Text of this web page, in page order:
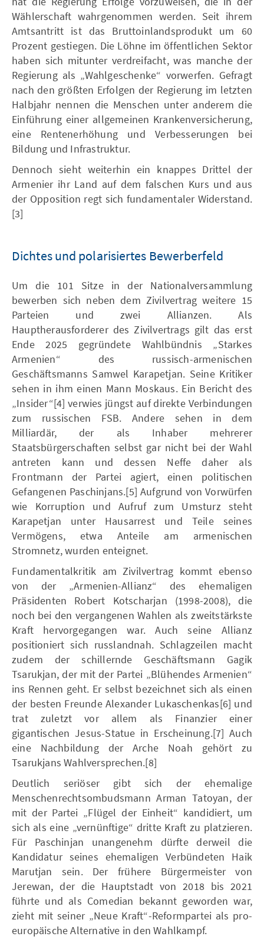
Wählerschaft wahrgenommen werden. Seit ihrem
Amtsantritt ist das Bruttoinlandsprodukt um 60
Prozent gestiegen. Die Löhne im öffentlichen Sektor
haben sich mitunter verdreifacht, was manche der
Regierung als „Wahlgeschenke“ vorwerfen. Gefragt
nach den größten Erfolgen der Regierung im letzten
Halbjahr nennen die Menschen unter anderem die
Einführung einer allgemeinen Krankenversicherung,
eine Rentenerhöhung und Verbesserungen bei
Bildung und Infrastruktur.
Dennoch sieht weiterhin ein knappes Drittel der
Armenier ihr Land auf dem falschen Kurs und aus
der Opposition regt sich fundamentaler Widerstand.
[3]
Dichtes und polarisiertes Bewerberfeld
Um die 101 Sitze in der Nationalversammlung
bewerben sich neben dem Zivilvertrag weitere 15
Parteien und zwei Allianzen. Als
Hauptherausforderer des Zivilvertrags gilt das erst
Ende 2025 gegründete Wahlbündnis „Starkes
Armenien“ des russisch-armenischen
Geschäftsmanns Samwel Karapetjan. Seine Kritiker
sehen in ihm einen Mann Moskaus. Ein Bericht des
„Insider“[4] verwies jüngst auf direkte Verbindungen
zum russischen FSB. Andere sehen in dem
Milliardär, der als Inhaber mehrerer
Staatsbürgerschaften selbst gar nicht bei der Wahl
antreten kann und dessen Neffe daher als
Frontmann der Partei agiert, einen politischen
Gefangenen Paschinjans.[5] Aufgrund von Vorwürfen
wie Korruption und Aufruf zum Umsturz steht
Karapetjan unter Hausarrest und Teile seines
Vermögens, etwa Anteile am armenischen
Stromnetz, wurden enteignet.
Fundamentalkritik am Zivilvertrag kommt ebenso
von der „Armenien-Allianz“ des ehemaligen
Präsidenten Robert Kotscharjan (1998-2008), die
noch bei den vergangenen Wahlen als zweitstärkste
Kraft hervorgegangen war. Auch seine Allianz
positioniert sich russlandnah. Schlagzeilen macht
zudem der schillernde Geschäftsmann Gagik
Tsarukjan, der mit der Partei „Blühendes Armenien“
ins Rennen geht. Er selbst bezeichnet sich als einen
der besten Freunde Alexander Lukaschenkas[6] und
trat zuletzt vor allem als Finanzier einer
gigantischen Jesus-Statue in Erscheinung.[7] Auch
eine Nachbildung der Arche Noah gehört zu
Tsarukjans Wahlversprechen.[8]
Deutlich seriöser gibt sich der ehemalige
Menschenrechtsombudsmann Arman Tatoyan, der
mit der Partei „Flügel der Einheit“ kandidiert, um
sich als eine „vernünftige“ dritte Kraft zu platzieren.
Für Paschinjan unangenehm dürfte derweil die
Kandidatur seines ehemaligen Verbündeten Haik
Marutjan sein. Der frühere Bürgermeister von
Jerewan, der die Hauptstadt von 2018 bis 2021
führte und als Comedian bekannt geworden war,
zieht mit seiner „Neue Kraft“-Reformpartei als pro-
europäische Alternative in den Wahlkampf.